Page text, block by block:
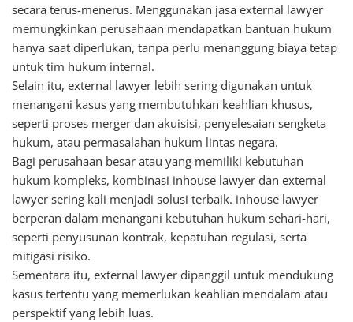
secara terus-menerus. Menggunakan jasa external lawyer
memungkinkan perusahaan mendapatkan bantuan hukum
hanya saat diperlukan, tanpa perlu menanggung biaya tetap
untuk tim hukum internal.
Selain itu, external lawyer lebih sering digunakan untuk
menangani kasus yang membutuhkan keahlian khusus,
seperti proses merger dan akuisisi, penyelesaian sengketa
hukum, atau permasalahan hukum lintas negara.
Bagi perusahaan besar atau yang memiliki kebutuhan
hukum kompleks, kombinasi inhouse lawyer dan external
lawyer sering kali menjadi solusi terbaik. inhouse lawyer
berperan dalam menangani kebutuhan hukum sehari-hari,
seperti penyusunan kontrak, kepatuhan regulasi, serta
mitigasi risiko.
Sementara itu, external lawyer dipanggil untuk mendukung
kasus tertentu yang memerlukan keahlian mendalam atau
perspektif yang lebih luas.